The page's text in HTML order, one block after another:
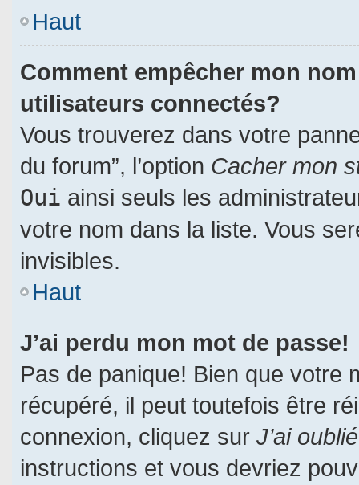
Haut
Comment empêcher mon
utilisateurs connectés?
Vous trouverez dans votre
du forum”, l’option Cacher mon
Oui ainsi seuls les
votre nom dans la liste. Vous
invisibles.
Haut
J’ai perdu mon mot de passe!
Pas de panique! Bien que votre
récupéré, il peut toutefois être
connexion, cliquez sur J’ai
instructions et vous devriez